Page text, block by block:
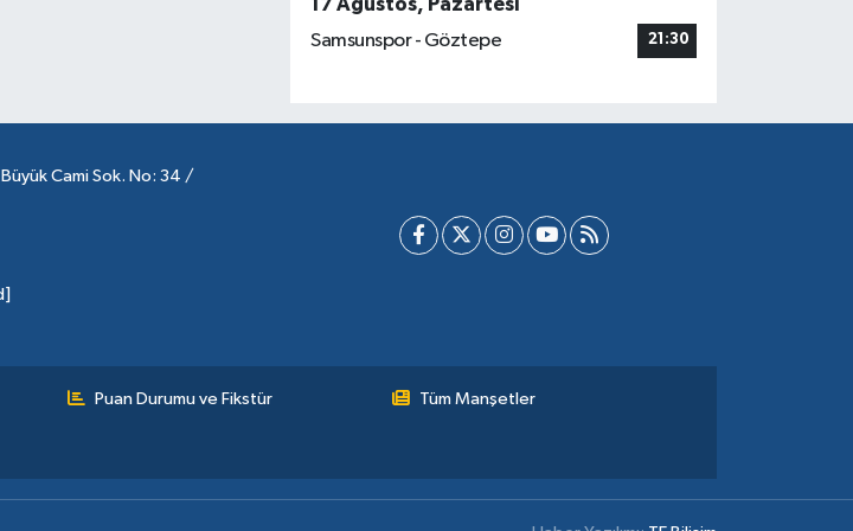
Samsunspor - Göztepe
21:30
Cami Sok. No: 34 /
Puan Durumu ve Fikstür Tüm Manşetler